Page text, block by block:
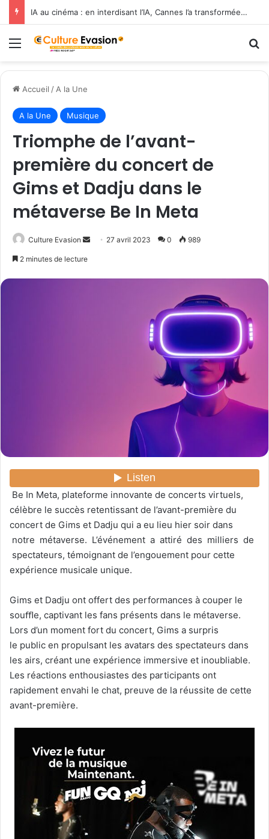
IA au cinéma : en interdisant l’IA, Cannes l’a transformée en label de luxe
Menu
Accueil / A la Une
A la Une Musique
Triomphe de l’avant-
première du concert de
Gims et Dadju dans le
métaverse Be In Meta
Culture Evasion
e
l
27 avril 2023 0 989
2 minutes de lecture
Be In Meta, plateforme innovante de concerts virtuels,
célèbre le succès retentissant de l’avant-première du
concert de Gims et Dadju qui a eu lieu hier soir dans
notre métaverse. L’événement a attiré des milliers de
spectateurs, témoignant de l’engouement pour cette
expérience musicale unique.
Gims et Dadju ont offert des performances à couper le
souﬄe, captivant les fans présents dans le métaverse.
Lors d’un moment fort du concert, Gims a surpris
le public en propulsant les avatars des spectateurs dans
les airs, créant une expérience immersive et inoubliable.
Les réactions enthousiastes des participants ont
rapidement envahi le chat, preuve de la réussite de cette
avant-première.